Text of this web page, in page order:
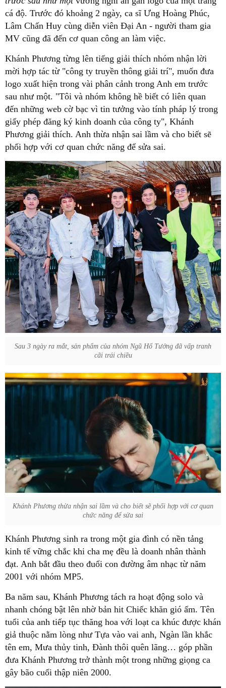
cá độ. Trước đó khoảng 2 ngày, ca sĩ Ưng Hoàng Phúc,
Lâm Chấn Huy cùng diễn viên Đại An - người tham gia
MV cũng đã đến cơ quan công an làm việc.
Khánh Phương từng lên tiếng giải thích nhóm nhận lời
mời hợp tác từ "công ty truyền thông giải trí", muốn đưa
logo xuất hiện trong vài phân cảnh trong Anh em trước
sau như một. "Tôi và nhóm không hề biết có liên quan
đến những web cờ bạc vì tin tưởng vào tính pháp lý trong
giấy phép đăng ký kinh doanh của công ty", Khánh
Phương giải thích. Anh thừa nhận sai lầm và cho biết sẽ
phối hợp với cơ quan chức năng để sửa sai.
Sau 3 ngày ra mắt, sản phẩm của nhóm Ngũ Hổ Tướng đã vấp tranh
cãi trái chiều
Khánh Phương thừa nhận sai lầm và cho biết sẽ phối hợp với cơ quan
chức năng để sửa sai
Khánh Phương sinh ra trong một gia đình có nền tảng
kinh tế vững chắc khi cha mẹ đều là doanh nhân thành
đạt. Anh bắt đầu theo đuổi con đường âm nhạc từ năm
2001 với nhóm MP5.
Ba năm sau, Khánh Phương tách ra hoạt động solo và
nhanh chóng bật lên nhờ bản hit Chiếc khăn gió ấm. Tên
tuổi của anh tiếp tục thăng hoa với loạt ca khúc được khán
giả thuộc nằm lòng như Tựa vào vai anh, Ngàn lần khắc
tên em, Mưa thủy tinh, Đành thôi quên lãng… góp phần
đưa Khánh Phương trở thành một trong những giọng ca
gây bão cuối thập niên 2000.